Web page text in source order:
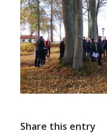
Share this entry